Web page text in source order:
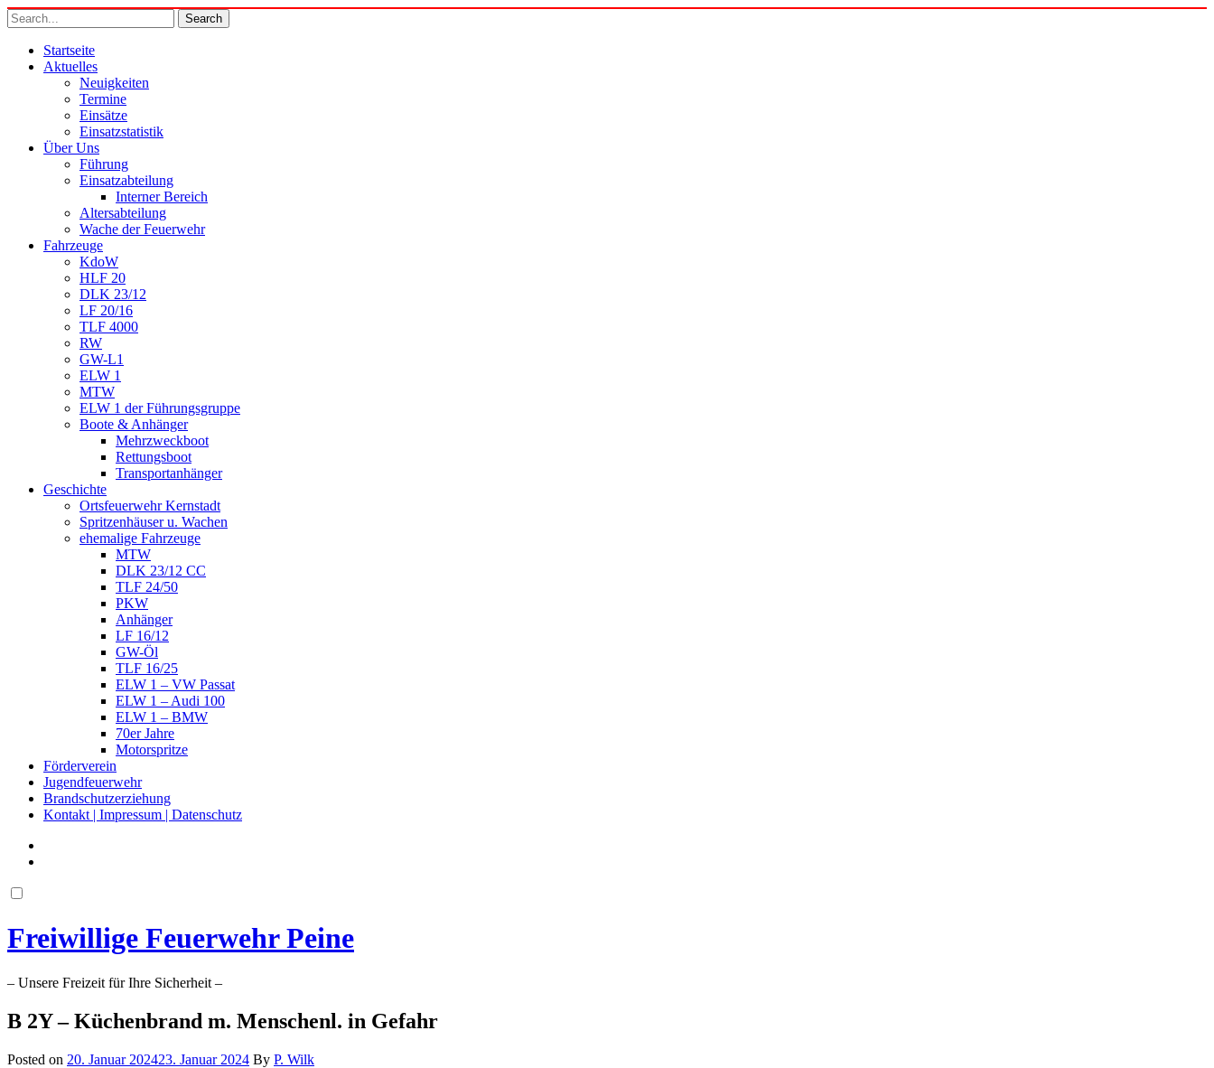
Startseite
Aktuelles
Neuigkeiten
Termine
Einsätze
Einsatzstatistik
Über Uns
Führung
Einsatzabteilung
Interner Bereich
Altersabteilung
Wache der Feuerwehr
Fahrzeuge
KdoW
HLF 20
DLK 23/12
LF 20/16
TLF 4000
RW
GW-L1
ELW 1
MTW
ELW 1 der Führungsgruppe
Boote & Anhänger
Mehrzweckboot
Rettungsboot
Transportanhänger
Geschichte
Ortsfeuerwehr Kernstadt
Spritzenhäuser u. Wachen
ehemalige Fahrzeuge
MTW
DLK 23/12 CC
TLF 24/50
PKW
Anhänger
LF 16/12
GW-Öl
TLF 16/25
ELW 1 – VW Passat
ELW 1 – Audi 100
ELW 1 – BMW
70er Jahre
Motorspritze
Förderverein
Jugendfeuerwehr
Brandschutzerziehung
Kontakt | Impressum | Datenschutz
Freiwillige Feuerwehr Peine
– Unsere Freizeit für Ihre Sicherheit –
B 2Y – Küchenbrand m. Menschenl. in Gefahr
Posted on 20. Januar 202423. Januar 2024 By P. Wilk